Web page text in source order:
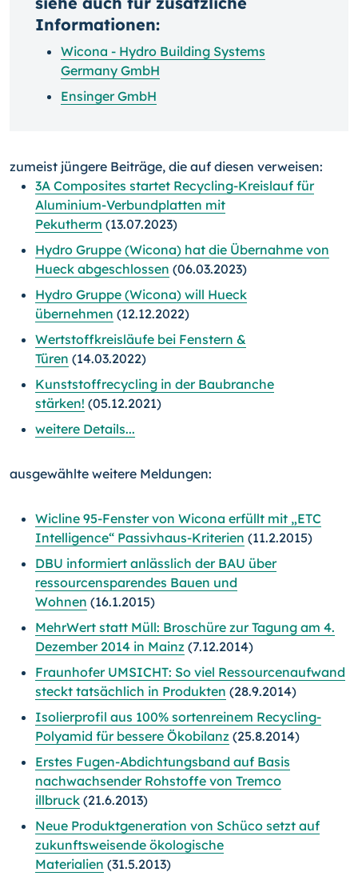
Informationen:
Wicona - Hydro Building Systems
Germany GmbH
Ensinger GmbH
zumeist jüngere Beiträge, die auf diesen verweisen:
3A Composites startet Recycling-Kreislauf für
Aluminium-Verbundplatten mit
Pekutherm (13.07.2023)
Hydro Gruppe (Wicona) hat die Übernahme von
Hueck abgeschlossen (06.03.2023)
Hydro Gruppe (Wicona) will Hueck
übernehmen (12.12.2022)
Wertstoffkreisläufe bei Fenstern &
Türen (14.03.2022)
Kunststoffrecycling in der Baubranche
stärken! (05.12.2021)
weitere Details...
ausgewählte weitere Meldungen:
Wicline 95-Fenster von Wicona erfüllt mit „ETC
Intelligence“ Passivhaus-Kriterien (11.2.2015)
DBU informiert anlässlich der BAU über
ressourcensparendes Bauen und
Wohnen (16.1.2015)
MehrWert statt Müll: Broschüre zur Tagung am 4.
Dezember 2014 in Mainz (7.12.2014)
Fraunhofer UMSICHT: So viel Ressourcenaufwand
steckt tatsächlich in Produkten (28.9.2014)
Isolierprofil aus 100% sortenreinem Recycling-
Polyamid für bessere Ökobilanz (25.8.2014)
Erstes Fugen-Abdichtungsband auf Basis
nachwachsender Rohstoffe von Tremco
illbruck (21.6.2013)
Neue Produktgeneration von Schüco setzt auf
zukunftsweisende ökologische
Materialien (31.5.2013)